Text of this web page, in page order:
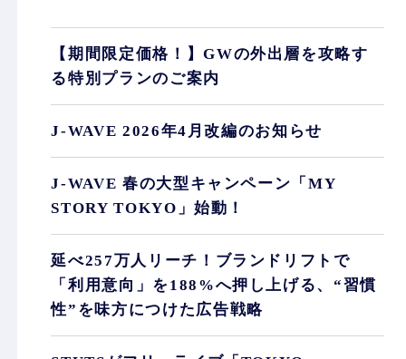
【期間限定価格！】GWの外出層を攻略す
る特別プランのご案内
J-WAVE 2026年4月改編のお知らせ
J-WAVE 春の大型キャンペーン「MY
STORY TOKYO」始動！
延べ257万人リーチ！ブランドリフトで
「利用意向」を188%へ押し上げる、“習慣
性”を味方につけた広告戦略